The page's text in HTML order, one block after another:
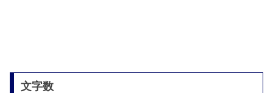
文字数